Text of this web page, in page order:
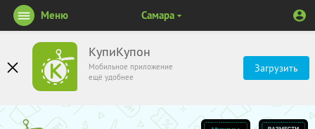
КупиКупон
Мобильное приложение
ещё удобнее
Загрузить
Меню Самара